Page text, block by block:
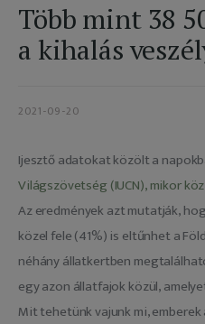
Több mint 38
a kihalás
2021-09-20
Ijesztő adatokat közölt a
Világszövetség (IUCN), mikor
Az eredmények azt mutatják,
közel fele (41%) is eltűnhet a
néhány állatkertben
egy azon állatfajok közül,
Mit tehetünk vajunk mi,